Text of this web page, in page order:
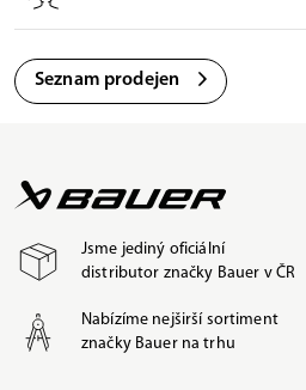
Seznam prodejen
Jsme jediný oficiální
distributor značky Bauer v ČR
Nabízíme nejširší sortiment
značky Bauer na trhu